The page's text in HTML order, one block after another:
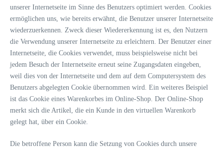
unserer Internetseite im Sinne des Benutzers optimiert werden. Cookies
ermöglichen uns, wie bereits erwähnt, die Benutzer unserer Internetseite
wiederzuerkennen. Zweck dieser Wiedererkennung ist es, den Nutzern
die Verwendung unserer Internetseite zu erleichtern. Der Benutzer einer
Internetseite, die Cookies verwendet, muss beispielsweise nicht bei
jedem Besuch der Internetseite erneut seine Zugangsdaten eingeben,
weil dies von der Internetseite und dem auf dem Computersystem des
Benutzers abgelegten Cookie übernommen wird. Ein weiteres Beispiel
ist das Cookie eines Warenkorbes im Online-Shop. Der Online-Shop
merkt sich die Artikel, die ein Kunde in den virtuellen Warenkorb
gelegt hat, über ein Cookie.
Die betroffene Person kann die Setzung von Cookies durch unsere